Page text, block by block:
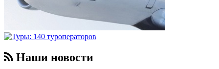
Наши новости